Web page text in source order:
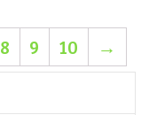
8 9 10 →